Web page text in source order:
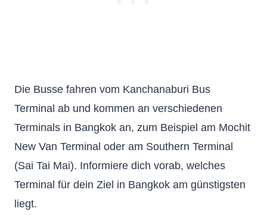
Die Busse fahren vom Kanchanaburi Bus
Terminal ab und kommen an verschiedenen
Terminals in Bangkok an, zum Beispiel am Mochit
New Van Terminal oder am Southern Terminal
(Sai Tai Mai). Informiere dich vorab, welches
Terminal für dein Ziel in Bangkok am günstigsten
liegt.